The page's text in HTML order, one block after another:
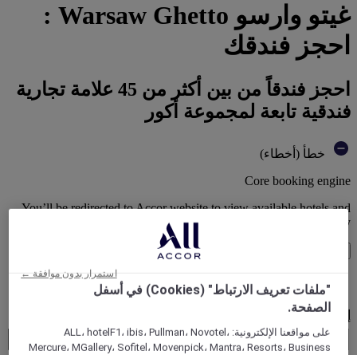
غيتو وارسو Warsaw Ghetto :
احجز فندقك
احجز فندقاً من بين أكثر من 45 علامة تجارية
فندقية تابعة لمجموعة أكور
خطأ (أخطاء)
Core booking engine
You’ll be redirected to Accor website to view available hotels and
book your stay
خطأ (أخطاء)
إلى أين تسافر؟
Booking Dates
"ملفات تعريف الارتباط" (Cookies) في أسفل
الصفحة.
على مواقعنا الإلكترونية: ALL، hotelF1، ibis، Pullman، Novotel،
Mercure، MGallery، Sofitel، Movenpick، Mantra، Resorts، Business
استمرار بدون موافقة ←